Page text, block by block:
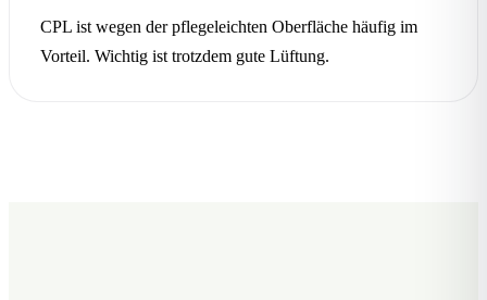
CPL ist wegen der pflegeleichten Oberfläche häufig im
Vorteil. Wichtig ist trotzdem gute Lüftung.